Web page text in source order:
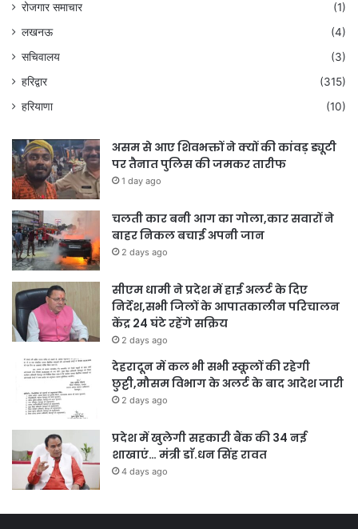
रोजगार समाचार
(1)
लखनऊ
(4)
सचिवालय
(3)
हरिद्वार
(315)
हरियाणा
(10)
असम से आए शिवभक्तों ने क्यों की कांवड़ ड्यूटी
पर तैनात पुलिस की जमकर तारीफ
1 day ago
चलती कार बनी आग का गोला,कार सवारों ने
बाहर निकल बचाई अपनी जान
2 days ago
सीएम धामी ने प्रदेश में हाई अलर्ट के दिए
निर्देश,सभी जिलों के आपातकालीन परिचालन
केंद्र 24 घंटे रहेंगे सक्रिय
2 days ago
देहरादून में कल भी सभी स्कूलों की रहेगी
छुट्टी,मौसम विभाग के अलर्ट के बाद आदेश जारी
2 days ago
प्रदेश में खुलेगी सहकारी बैंक की 34 नई
शाखाएं… मंत्री डाॅ.धन सिंह रावत
4 days ago